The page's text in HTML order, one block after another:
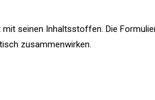
seinen Inhaltsstoffen. Die
zusammenwirken.